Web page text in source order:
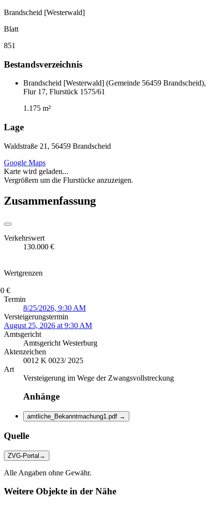
Brandscheid [Westerwald]
Blatt
851
Bestandsverzeichnis
Brandscheid [Westerwald] (Gemeinde 56459 Brandscheid),
Flur 17, Flurstück 1575/61
1.175 m²
Lage
Waldstraße 21, 56459 Brandscheid
Google Maps
Karte wird geladen...
Vergrößern um die Flurstücke anzuzeigen.
Zusammenfassung
Verkehrswert
130.000 €
Wertgrenzen
€
Termin
8/25/2026, 9:30 AM
Versteigerungstermin
August 25, 2026 at 9:30 AM
Amtsgericht
Amtsgericht Westerburg
Aktenzeichen
0012 K 0023/ 2025
Art
Versteigerung im Wege der Zwangsvollstreckung
Anhänge
amtliche_Bekanntmachung1.pdf →
Quelle
ZVG-Portal →
Alle Angaben ohne Gewähr.
Weitere Objekte in der Nähe